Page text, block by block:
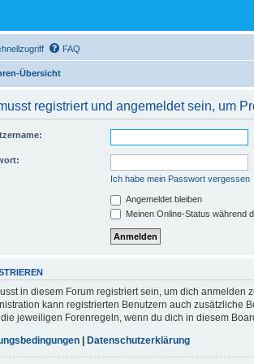
FAQ
Übersicht
registriert und angemeldet sein, um
Ich habe mein Passwort vergessen
Angemeldet bleiben
Meinen Online-Status während
in diesem Forum registriert sein, um dich
kann registrierten Benutzern auch zusätzliche
jeweiligen Forenregeln, wenn du dich in diesem
| Datenschutzerklärung